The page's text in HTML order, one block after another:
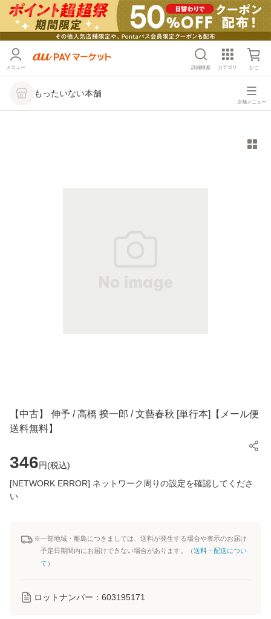
メニュー 詳細検索 カテゴリ かご
もったいない本舗
店舗メニュー
【中古】 伸予 / 高橋 揆一郎 / 文藝春秋 [単行本]【メール便
送料無料】
346円(税込)
[NETWORK ERROR] ネットワーク周りの設定を確認してくださ
い
※一部地域・離島につきましては、送料が発生する場合や表示のお届け
予定日期間内にお届けできない場合があります。（送料・配送につい
て ）
ロットナンバー： 603195171